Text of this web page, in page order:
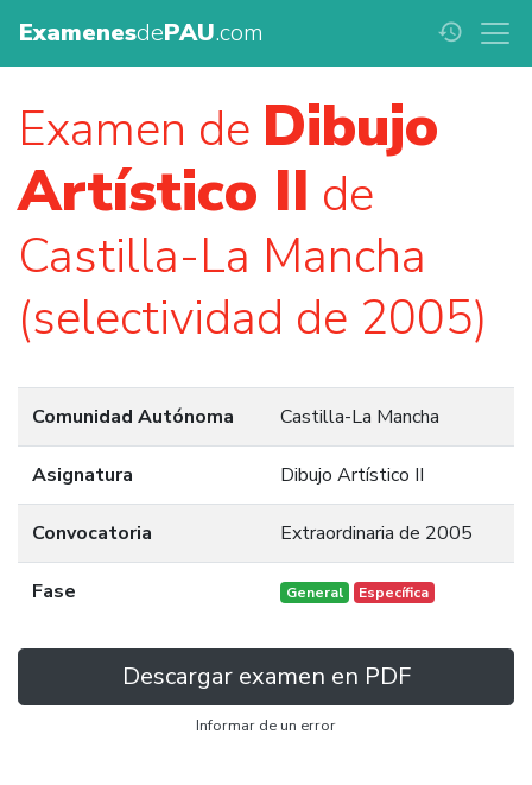
ExamenesdePAU.com history
Examen de Dibujo
Artístico II de
Castilla-La Mancha
(selectividad de 2005)
Comunidad Autónoma Castilla-La Mancha
Asignatura Dibujo Artístico II
Convocatoria Extraordinaria de 2005
Fase General Específica
Descargar examen en PDF
Informar de un error